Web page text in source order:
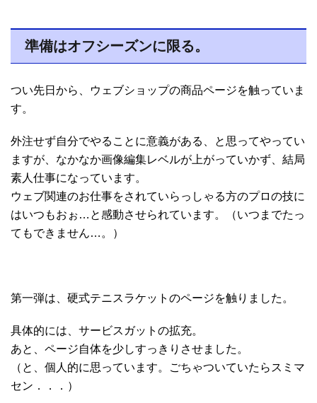
準備はオフシーズンに限る。
つい先日から、ウェブショップの商品ページを触っていま
す。
外注せず自分でやることに意義がある、と思ってやってい
ますが、なかなか画像編集レベルが上がっていかず、結局
素人仕事になっています。
ウェブ関連のお仕事をされていらっしゃる方のプロの技に
はいつもおぉ…と感動させられています。（いつまでたっ
てもできません…。）
第一弾は、硬式テニスラケットのページを触りました。
具体的には、サービスガットの拡充。
あと、ページ自体を少しすっきりさせました。
（と、個人的に思っています。ごちゃついていたらスミマ
セン．．．）